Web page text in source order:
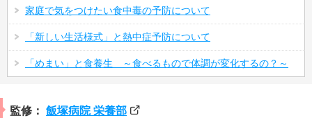
家庭で気をつけたい食中毒の予防について
「新しい生活様式」と熱中症予防について
「めまい」と食養生 ～食べるもので体調が変化するの？～
監修： 飯塚病院 栄養部